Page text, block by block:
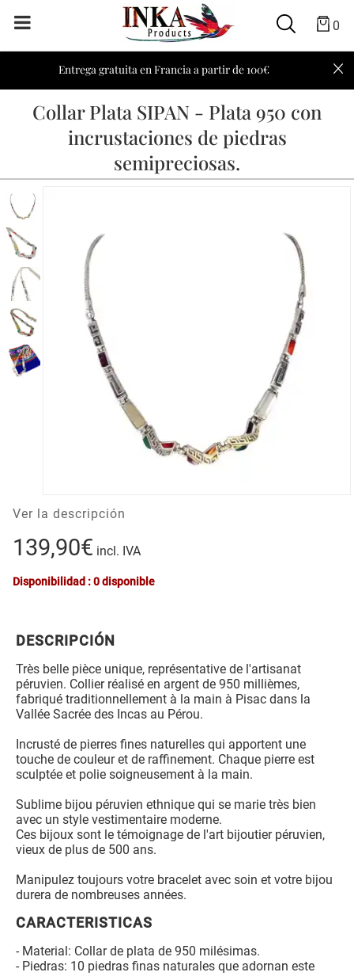
0
Entrega gratuita en Francia a partir de 100€
Collar Plata SIPAN - Plata 950 con
incrustaciones de piedras
semipreciosas.
Ver la descripción
139,90€ incl. IVA
Disponibilidad : 0 disponible
DESCRIPCIÓN
Très belle pièce unique, représentative de l'artisanat
péruvien. Collier réalisé en argent de 950 millièmes,
fabriqué traditionnellement à la main à Pisac dans la
Vallée Sacrée des Incas au Pérou.
Incrusté de pierres fines naturelles qui apportent une
touche de couleur et de raffinement. Chaque pierre est
sculptée et polie soigneusement à la main.
Sublime bijou péruvien ethnique qui se marie très bien
avec un style vestimentaire moderne.
Ces bijoux sont le témoignage de l'art bijoutier péruvien,
vieux de plus de 500 ans.
Manipulez toujours votre bracelet avec soin et votre bijou
durera de nombreuses années.
CARACTERISTICAS
- Material: Collar de plata de 950 milésimas.
- Piedras: 10 piedras finas naturales que adornan este